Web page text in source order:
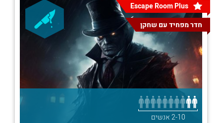
Escape Room Plus
חדר מפחיד עם שחקן
2-10 אנשים